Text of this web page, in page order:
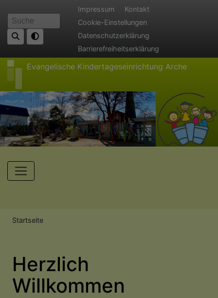
zum
Inhalt
Suche
Fußbereichsmenü
Impressum
Kontakt
Cookie-Einstellungen
Datenschutzerklärung
Barrierefreiheitserklärung
Evangelische Kindertageseinrichtung Arche
Hauptnavigation
Breadcrumb
Startseite
Herzlich
Willkommen